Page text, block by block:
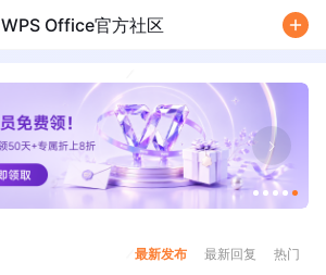
WPS Office官方社区
最新发布 最新回复 热门